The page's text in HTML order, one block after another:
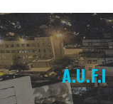
A.U.F.I